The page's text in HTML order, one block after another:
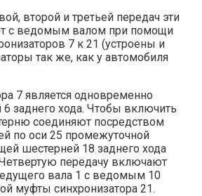
второй и третьей передач эти
с ведомым валом при помощи
7 к 21 (устроены и
так же, как у автомобиля
7 является одновременно
заднего хода. Чтобы включить
соединяют посредством
по оси 25 промежуточной
шестерней 18 заднего хода
передачу включают
вала 1 с ведомым 10
муфты синхронизатора 21.